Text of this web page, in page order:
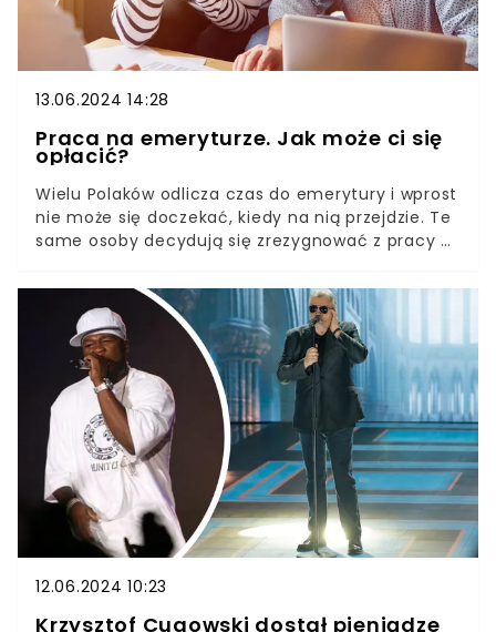
13.06.2024 14:28
Praca na emeryturze. Jak może ci się
opłacić?
Wielu Polaków odlicza czas do emerytury i wprost
nie może się doczekać, kiedy na nią przejdzie. Te
same osoby decydują się zrezygnować z pracy w
Tymczasem ZUS zdradza, o ile większą kwotę
otrzymywałyby, gdyby przepracowały, chociażby
jeden rok więcej. Rekordzista otrzymuje co
miesiąc bajońską kwotę.
12.06.2024 10:23
Krzysztof Cugowski dostał pieniądze